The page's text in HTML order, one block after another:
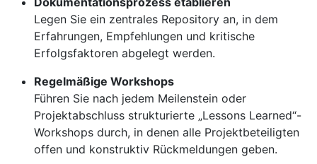
Legen Sie ein zentrales Repository an, in dem
Erfahrungen, Empfehlungen und kritische
Erfolgsfaktoren abgelegt werden.
Regelmäßige Workshops
Führen Sie nach jedem Meilenstein oder
Projektabschluss strukturierte „Lessons Learned“-
Workshops durch, in denen alle Projektbeteiligten
offen und konstruktiv Rückmeldungen geben.